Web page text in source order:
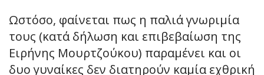
Ωστόσο, φαίνεται πως η παλιά γνωριμία
τους (κατά δήλωση και επιβεβαίωση της
Ειρήνης Μουρτζούκου) παραμένει και οι
δυο γυναίκες δεν διατηρούν καμία εχθρική